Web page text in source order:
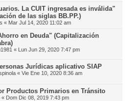
La CUIT ingresada es inválida"
de las siglas BB.PP.)
« Mar Jul 14, 2020 11:02 am
en Deuda" (Capitalización
« Lun Jun 29, 2020 7:47 pm
Jurídicas aplicativo SIAP
« Vie Ene 10, 2020 8:36 am
Productos Primarios en Tránsito
« Dom Dic 08, 2019 7:43 pm